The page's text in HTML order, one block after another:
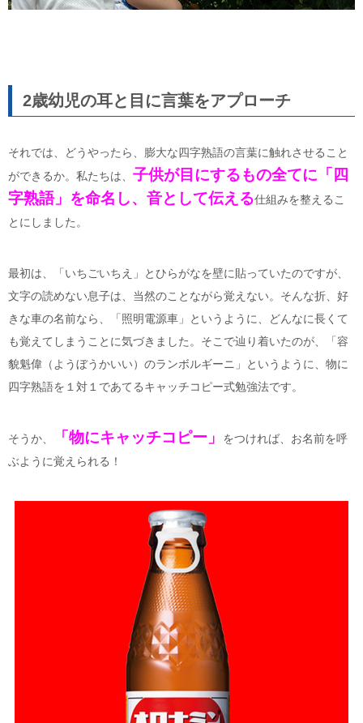
2歳幼児の耳と目に言葉をアプローチ
それでは、どうやったら、膨大な四字熟語の言葉に触れさせること
ができるか。私たちは、 子供が目にするもの全てに「四
字熟語」を命名し、音として伝える仕組みを整えるこ
とにしました。
最初は、「いちごいちえ」とひらがなを壁に貼っていたのですが、
文字の読めない息子は、当然のことながら覚えない。そんな折、好
きな車の名前なら、「照明電源車」というように、どんなに長くて
も覚えてしまうことに気づきました。そこで辿り着いたのが、「容
貌魁偉（ようぼうかいい）のランボルギーニ」というように、物に
四字熟語を１対１であてるキャッチコピー式勉強法です。
そうか、 「物にキャッチコピー」
をつければ、お名前を呼
ぶように覚えられる！